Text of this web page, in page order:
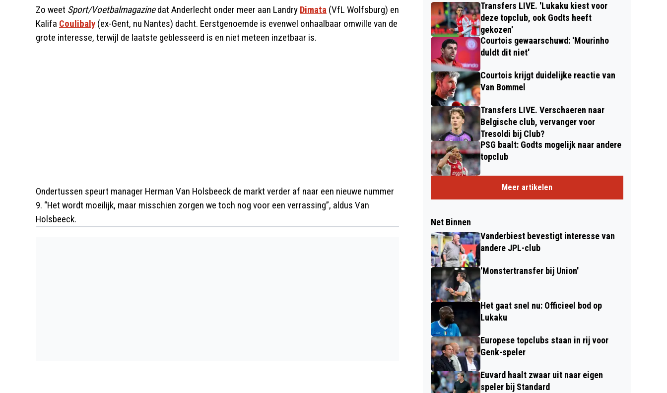
Zo weet Sport/Voetbalmagazinedat Anderlecht onder meer aan Landry Dimata (VfL Wolfsburg) en
Kalifa Coulibaly (ex-Gent, nu Nantes) dacht. Eerstgenoemde is evenwel onhaalbaar omwille van de
grote interesse, terwijl de laatste geblesseerd is en niet meteen inzetbaar is.
Ondertussen speurt manager Herman Van Holsbeeck de markt verder af naar een nieuwe nummer
9. “Het wordt moeilijk, maar misschien zorgen we toch nog voor een verrassing”, aldus Van
Holsbeeck.
Transfers LIVE. 'Lukaku kiest voor
deze topclub, ook Godts heeft
gekozen'
Courtois gewaarschuwd: 'Mourinho
duldt dit niet'
Courtois krijgt duidelijke reactie van
Van Bommel
Transfers LIVE. Verschaeren naar
Belgische club, vervanger voor
Tresoldi bij Club?
PSG baalt: Godts mogelijk naar andere
topclub
Meer artikelen
Net Binnen
Vanderbiest bevestigt interesse van
andere JPL-club
'Monstertransfer bij Union'
Het gaat snel nu: Officieel bod op
Lukaku
Europese topclubs staan in rij voor
Genk-speler
Euvard haalt zwaar uit naar eigen
speler bij Standard